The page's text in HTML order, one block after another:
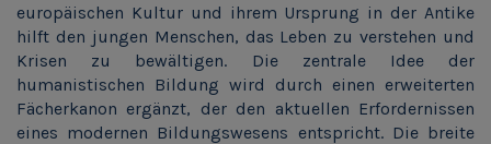
europäischen Kultur und ihrem Ursprung in der Antike
hilft den jungen Menschen, das Leben zu verstehen und
Krisen zu bewältigen. Die zentrale Idee der
humanistischen Bildung wird durch einen erweiterten
Fächerkanon ergänzt, der den aktuellen Erfordernissen
eines modernen Bildungswesens entspricht. Die breite